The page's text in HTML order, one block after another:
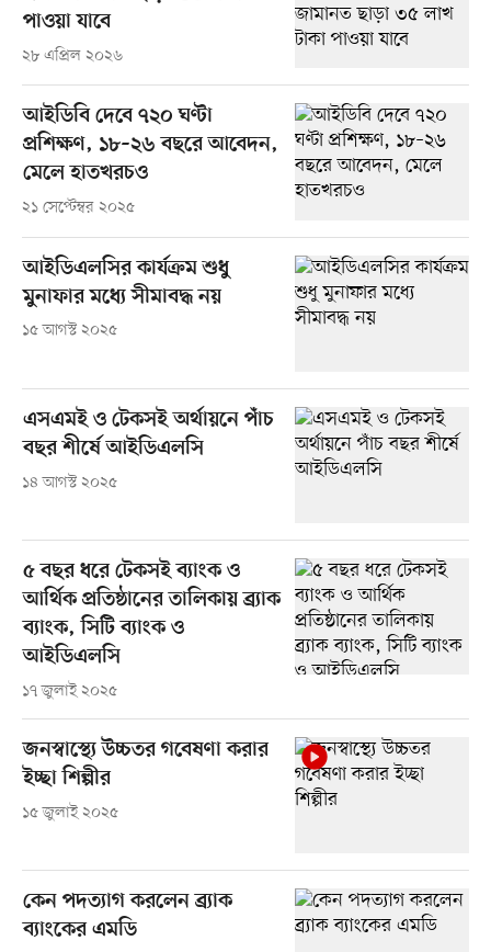
পাওয়া যাবে
২৮ এপ্রিল ২০২৬
আইডিবি দেবে ৭২০ ঘণ্টা
প্রশিক্ষণ, ১৮–২৬ বছরে আবেদন,
মেলে হাতখরচও
২১ সেপ্টেম্বর ২০২৫
আইডিএলসির কার্যক্রম শুধু
মুনাফার মধ্যে সীমাবদ্ধ নয়
১৫ আগস্ট ২০২৫
এসএমই ও টেকসই অর্থায়নে পাঁচ
বছর শীর্ষে আইডিএলসি
১৪ আগস্ট ২০২৫
৫ বছর ধরে টেকসই ব্যাংক ও
আর্থিক প্রতিষ্ঠানের তালিকায় ব্র্যাক
ব্যাংক, সিটি ব্যাংক ও
আইডিএলসি
১৭ জুলাই ২০২৫
জনস্বাস্থ্যে উচ্চতর গবেষণা করার
ইচ্ছা শিল্পীর
১৫ জুলাই ২০২৫
কেন পদত্যাগ করলেন ব্র্যাক
ব্যাংকের এমডি